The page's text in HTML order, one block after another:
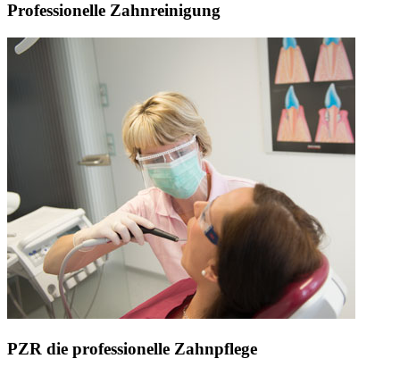
Professionelle Zahnreinigung
PZR die professionelle Zahnpflege